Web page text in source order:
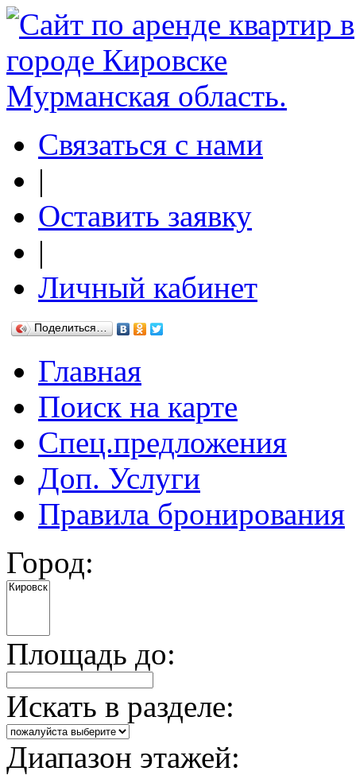
Связаться с нами
|
Оставить заявку
|
Личный кабинет
Поделиться…
Главная
Поиск на карте
Спец.предложения
Доп. Услуги
Правила бронирования
Город:
Площадь до:
Искать в разделе:
Диапазон этажей: